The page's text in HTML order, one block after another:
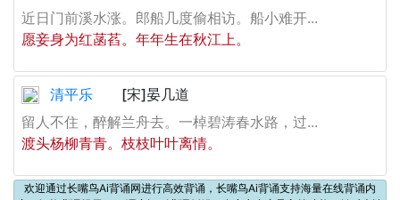
近日门前溪水涨。郎船几度偷相访。船小难开...
愿妾身为红菡萏。年年生在秋江上。
清平乐
[宋]晏几道
留人不住，醉解兰舟去。一棹碧涛春水路，过...
渡头杨柳青青。枝枝叶叶离情。
欢迎通过长嘴鸟Ai背诵网进行高效背诵，长嘴鸟Ai背诵支持海量在线背诵内